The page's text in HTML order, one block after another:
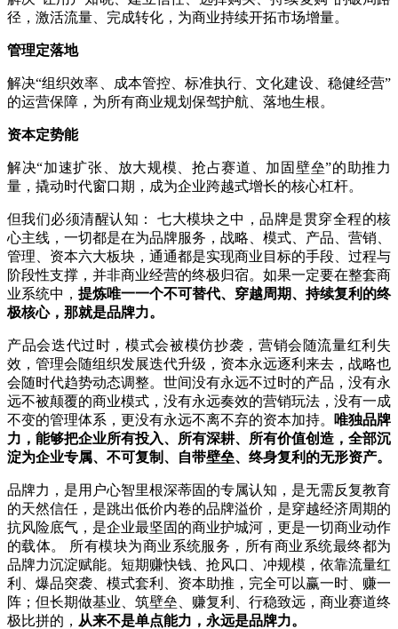
径，激活流量、完成转化，为商业持续开拓市场增量。
管理定落地
解决“组织效率、成本管控、标准执行、文化建设、稳健经营”
的运营保障，为所有商业规划保驾护航、落地生根。
资本定势能
解决“加速扩张、放大规模、抢占赛道、加固壁垒”的助推力
量，撬动时代窗口期，成为企业跨越式增长的核心杠杆。
但我们必须清醒认知： 七大模块之中，品牌是贯穿全程的核
心主线，一切都是在为品牌服务，战略、模式、产品、营销、
管理、资本六大板块，通通都是实现商业目标的手段、过程与
阶段性支撑，并非商业经营的终极归宿。如果一定要在整套商
业系统中， 提炼唯一一个不可替代、穿越周期、持续复利的终
极核心，那就是品牌力。
产品会迭代过时，模式会被模仿抄袭，营销会随流量红利失
效，管理会随组织发展迭代升级，资本永远逐利来去，战略也
会随时代趋势动态调整。世间没有永远不过时的产品，没有永
远不被颠覆的商业模式，没有永远奏效的营销玩法，没有一成
不变的管理体系，更没有永远不离不弃的资本加持。
唯独品牌
力，能够把企业所有投入、所有深耕、所有价值创造，全部沉
淀为企业专属、不可复制、自带壁垒、终身复利的无形资产。
品牌力，是用户心智里根深蒂固的专属认知，是无需反复教育
的天然信任，是跳出低价内卷的品牌溢价，是穿越经济周期的
抗风险底气，是企业最坚固的商业护城河，更是一切商业动作
的载体。 所有模块为商业系统服务，所有商业系统最终都为
品牌力沉淀赋能。短期赚快钱、抢风口、冲规模，依靠流量红
利、爆品突袭、模式套利、资本助推，完全可以赢一时、赚一
阵；但长期做基业、筑壁垒、赚复利、行稳致远，商业赛道终
极比拼的， 从来不是单点能力，永远是品牌力。